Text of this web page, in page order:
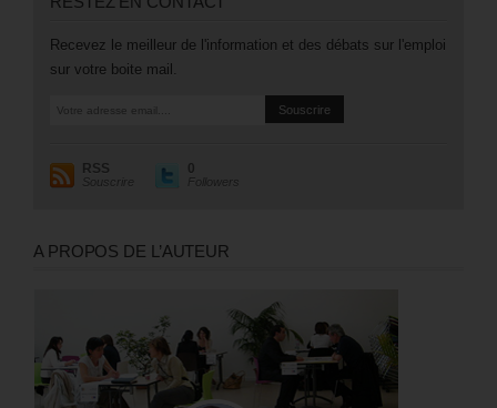
Recevez le meilleur de l'information et des débats sur l'emploi
sur votre boite mail.
RSS
Souscrire
0
Followers
A PROPOS DE L’AUTEUR